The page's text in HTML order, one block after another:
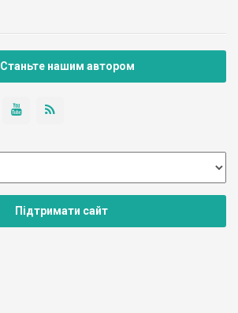
Станьте нашим автором
Підтримати сайт